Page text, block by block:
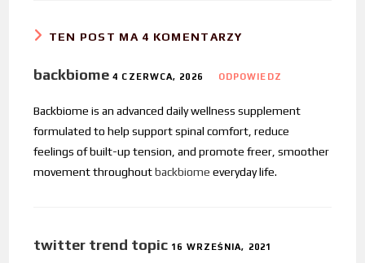
TEN POST MA 4 KOMENTARZY
backbiome 4 CZERWCA, 2026 ODPOWIEDZ
Backbiome is an advanced daily wellness supplement
formulated to help support spinal comfort, reduce
feelings of built-up tension, and promote freer, smoother
movement throughoutbackbiome everyday life.
twitter trend topic 16 WRZEŚNIA, 2021